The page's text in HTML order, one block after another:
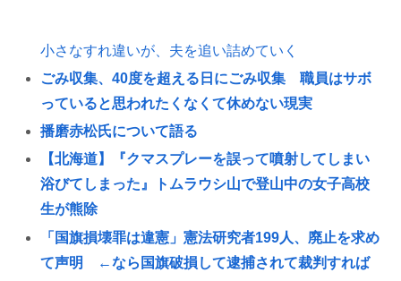
小さなすれ違いが、夫を追い詰めていく
ごみ収集、40度を超える日にごみ収集 職員はサボ
っていると思われたくなくて休めない現実
播磨赤松氏について語る
【北海道】『クマスプレーを誤って噴射してしまい
浴びてしまった』トムラウシ山で登山中の女子高校
生が熊除
「国旗損壊罪は違憲」憲法研究者199人、廃止を求め
て声明 ←なら国旗破損して逮捕されて裁判すれば